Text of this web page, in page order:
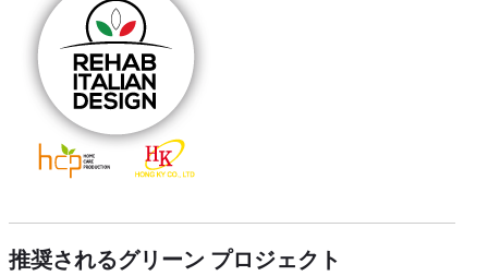
推奨されるグリーン プロジェクト